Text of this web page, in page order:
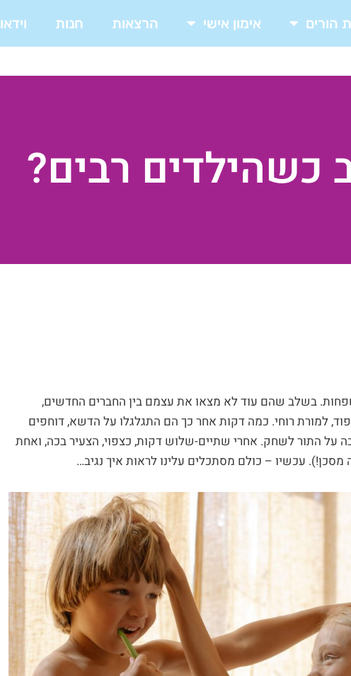
הורים אימון אישי הרצאות חנות וידאו
כשהילדים רבים?
בשלב שהם עוד לא מצאו את עצמם בין החברים החדשים,
למורת רוחי. כמה דקות אחר כך הם התגלגלו על הדשא, דוחפים
על התור לשחק. אחרי שתיים-שלוש דקות, כצפוי, הצעיר בכה, ואחת
עכשיו – כולם מסתכלים עלינו לראות איך נגיב…